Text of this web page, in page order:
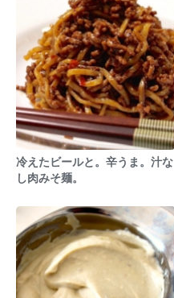
冷えたビールと。辛うま。汁な
し肉みそ麺。